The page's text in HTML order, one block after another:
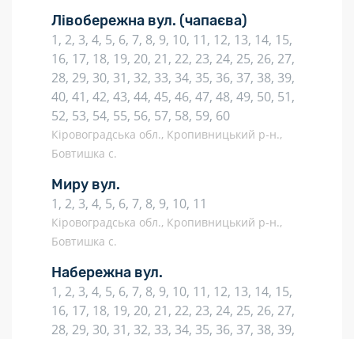
Лівобережна вул. (чапаєва)
1, 2, 3, 4, 5, 6, 7, 8, 9, 10, 11, 12, 13, 14, 15,
16, 17, 18, 19, 20, 21, 22, 23, 24, 25, 26, 27,
28, 29, 30, 31, 32, 33, 34, 35, 36, 37, 38, 39,
40, 41, 42, 43, 44, 45, 46, 47, 48, 49, 50, 51,
52, 53, 54, 55, 56, 57, 58, 59, 60
Кіровоградська обл., Кропивницький р-н.,
Бовтишка с.
Миру вул.
1, 2, 3, 4, 5, 6, 7, 8, 9, 10, 11
Кіровоградська обл., Кропивницький р-н.,
Бовтишка с.
Набережна вул.
1, 2, 3, 4, 5, 6, 7, 8, 9, 10, 11, 12, 13, 14, 15,
16, 17, 18, 19, 20, 21, 22, 23, 24, 25, 26, 27,
28, 29, 30, 31, 32, 33, 34, 35, 36, 37, 38, 39,